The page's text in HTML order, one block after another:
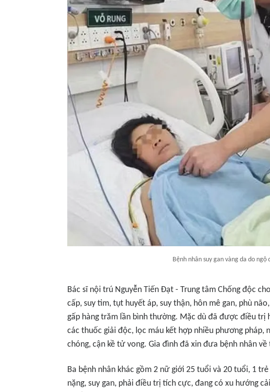
Bệnh nhân suy gan vàng da do ngộ
Bác sĩ nội trú Nguyễn Tiến Đạt - Trung tâm Chống độc
cấp, suy tim, tụt huyết áp, suy thận, hôn mê gan, phù
gấp hàng trăm lần bình thường. Mặc dù đã được điều trị
các thuốc giải độc, lọc máu kết hợp nhiều phương pháp,
chóng, cận kề tử vong. Gia đình đã xin đưa bệnh nhân
Ba bệnh nhân khác gồm 2 nữ giới 25 tuổi và 20 tuổi, 1
nặng, suy gan, phải điều trị tích cực, đang có xu hướng